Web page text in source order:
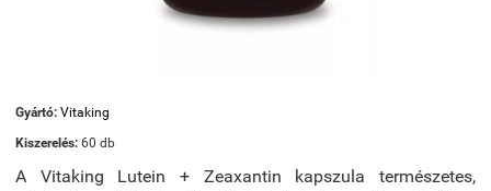
Gyártó: Vitaking
Kiszerelés: 60 db
A Vitaking Lutein + Zeaxantin kapszula természetes,